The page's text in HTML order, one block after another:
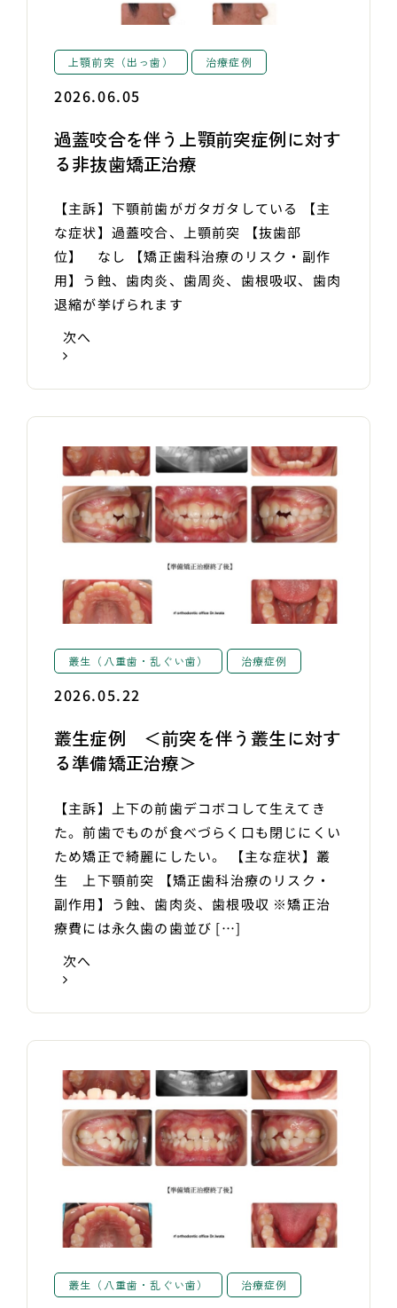
上顎前突（出っ歯） 治療症例
2026.06.05
過蓋咬合を伴う上顎前突症例に対す
る非抜歯矯正治療
【主訴】下顎前歯がガタガタしている 【主
な症状】過蓋咬合、上顎前突 【抜歯部
位】 なし 【矯正歯科治療のリスク・副作
用】う蝕、歯肉炎、歯周炎、歯根吸収、歯肉
退縮が挙げられます
次へ
叢生（八重歯・乱ぐい歯） 治療症例
2026.05.22
叢生症例 ＜前突を伴う叢生に対す
る準備矯正治療＞
【主訴】上下の前歯デコボコして生えてき
た。前歯でものが食べづらく口も閉じにくい
ため矯正で綺麗にしたい。 【主な症状】叢
生 上下顎前突 【矯正歯科治療のリスク・
副作用】う蝕、歯肉炎、歯根吸収 ※矯正治
療費には永久歯の歯並び […]
次へ
叢生（八重歯・乱ぐい歯） 治療症例